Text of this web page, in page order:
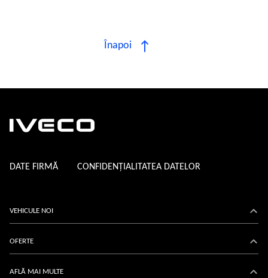
Înapoi
DATE FIRMĂ CONFIDENȚIALITATEA DATELOR
VEHICULE NOI
OFERTE
Acțiuni
AFLĂ MAI MULTE